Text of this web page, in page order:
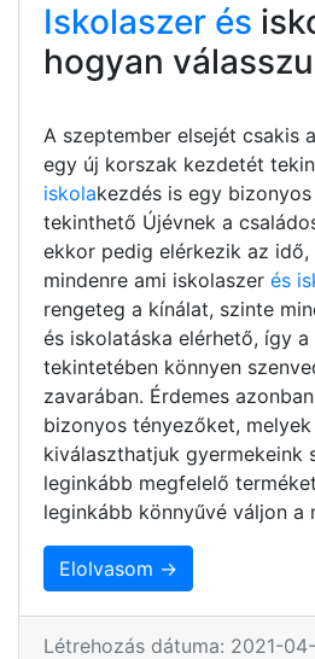
Iskolaszer és
hogyan
A szeptember elsejét csakis
egy új korszak kezdetét
iskolakezdés is egy
tekinthető Újévnek a
ekkor pedig elérkezik az
mindenre ami iskolaszer és
rengeteg a kínálat, szinte
és iskolatáska elérhető, így a
tekintetében könnyen
zavarában. Érdemes
bizonyos tényezőket,
kiválaszthatjuk gyermekeink
leginkább megfelelő
leginkább könnyűvé váljon a
Elolvasom →
Létrehozás dátuma: 2021-